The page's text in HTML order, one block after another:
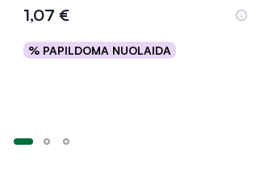
1,07 €
% PAPILDOMA NUOLAIDA
Į krepšelį